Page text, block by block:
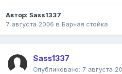
Автор: Sass1337
7 августа 2006 в Барная стойка
Sass1337
Опубликовано: 7 августа